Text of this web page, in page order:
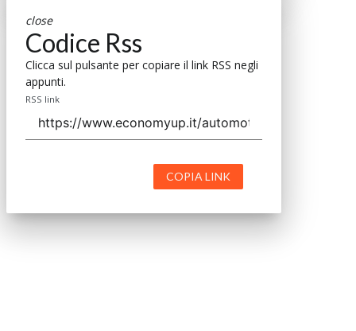
close
Codice Rss
Clicca sul pulsante per copiare il link RSS negli
appunti.
RSS link
COPIA LINK